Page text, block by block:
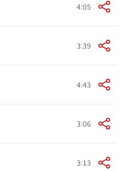
4:05
3:39
4:43
3:06
3:13